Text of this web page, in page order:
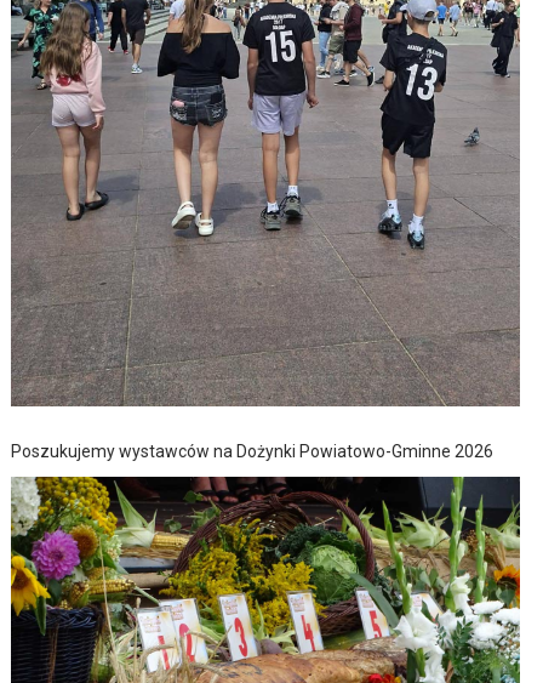
Poszukujemy wystawców na Dożynki Powiatowo-Gminne 2026